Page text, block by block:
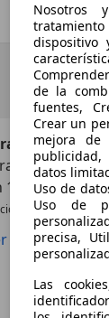
Nosotros
dispositivo
de la
fuentes,
Crear un
mejora
datos
Uso de
Uso de
precisa,
Las
Luce 2026:
cae
1.050 CV,
Crocicchia · 27/
más